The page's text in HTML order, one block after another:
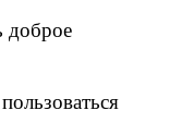
доброе